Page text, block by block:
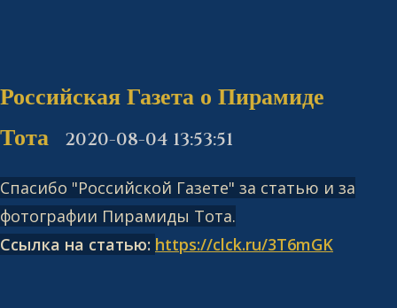
Российская Газета о Пирамиде
Тота
2020-08-04 13:53:51
Спасибо "Российской Газете" за статью и за
фотографии Пирамиды Тота.
Ссылка на статью: https://clck.ru/3T6mGK